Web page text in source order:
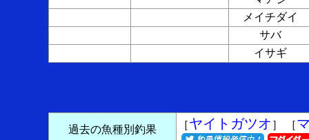
メイチダイ
サバ
イサギ
過去の魚種別釣果 ［ヤイトガツオ ］ ［